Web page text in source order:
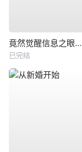
竟然觉醒信息之眼，我转身进入反派大营
已完结